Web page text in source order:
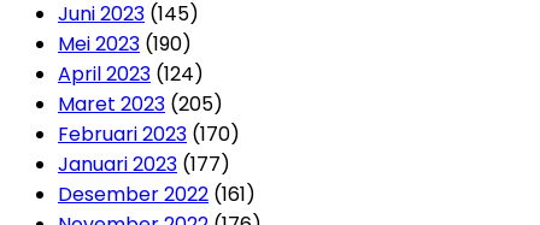
Juni 2023 (145)
Mei 2023 (190)
April 2023 (124)
Maret 2023 (205)
Februari 2023 (170)
Januari 2023 (177)
Desember 2022 (161)